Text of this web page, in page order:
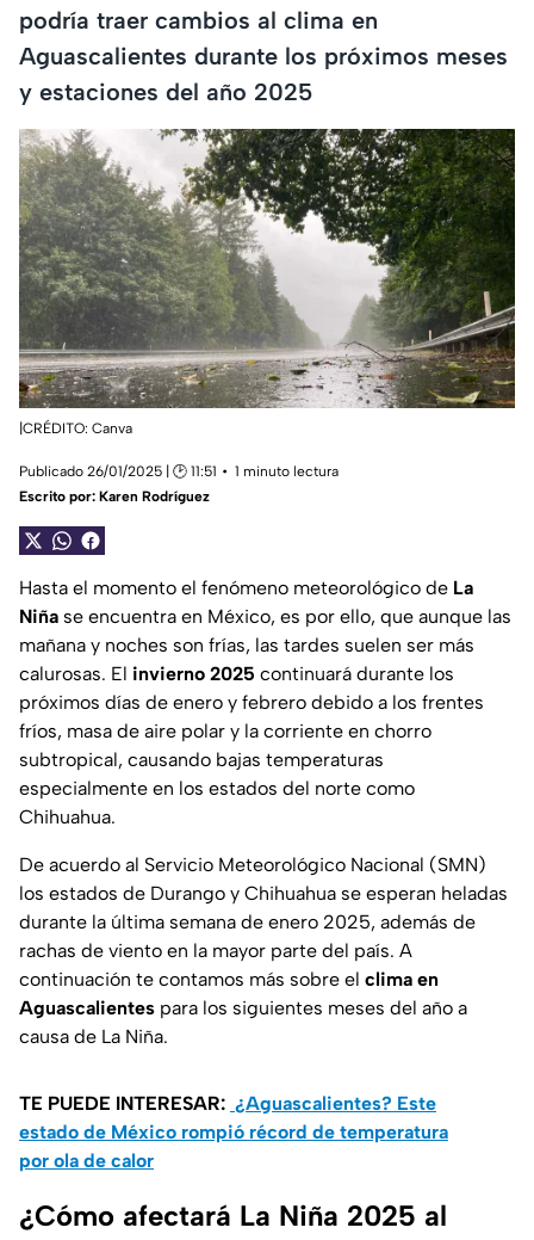
podría traer cambios al clima en
Aguascalientes durante los próximos meses
y estaciones del año 2025
|CRÉDITO: Canva
Publicado 26/01/2025 | 🕑 11:51
1 minuto lectura
Escrito por: Karen Rodríguez
Hasta el momento el fenómeno meteorológico de La
Niña se encuentra en México, es por ello, que aunque las
mañana y noches son frías, las tardes suelen ser más
calurosas. El invierno 2025 continuará durante los
próximos días de enero y febrero debido a los frentes
fríos, masa de aire polar y la corriente en chorro
subtropical, causando bajas temperaturas
especialmente en los estados del norte como
Chihuahua.
De acuerdo al Servicio Meteorológico Nacional (SMN)
los estados de Durango y Chihuahua se esperan heladas
durante la última semana de enero 2025, además de
rachas de viento en la mayor parte del país. A
continuación te contamos más sobre el clima en
Aguascalientes para los siguientes meses del año a
causa de La Niña.
TE PUEDE INTERESAR: ¿Aguascalientes? Este
estado de México rompió récord de temperatura
por ola de calor
¿Cómo afectará La Niña 2025 al